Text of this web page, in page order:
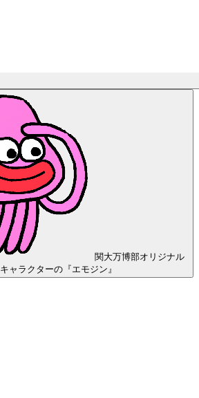
関大万博部オリジナル
キャラクターの『エモジン』